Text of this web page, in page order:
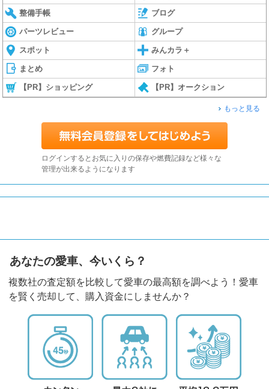
整備手帳 ブログ
パーツレビュー グループ
スポット みんカラ＋
まとめ フォト
【PR】ショッピング 【PR】オークション
もっと見る
ログインするとお気に入りの保存や燃費記録など様々な
管理が出来るようになります
あなたの愛車、今いくら？
複数社の査定額を比較して愛車の最高額を調べよう！愛車
を賢く売却して、購入資金にしませんか？